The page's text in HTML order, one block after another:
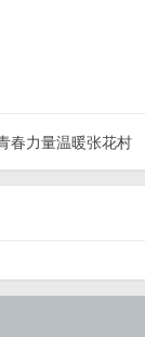
春力量温暖张花村